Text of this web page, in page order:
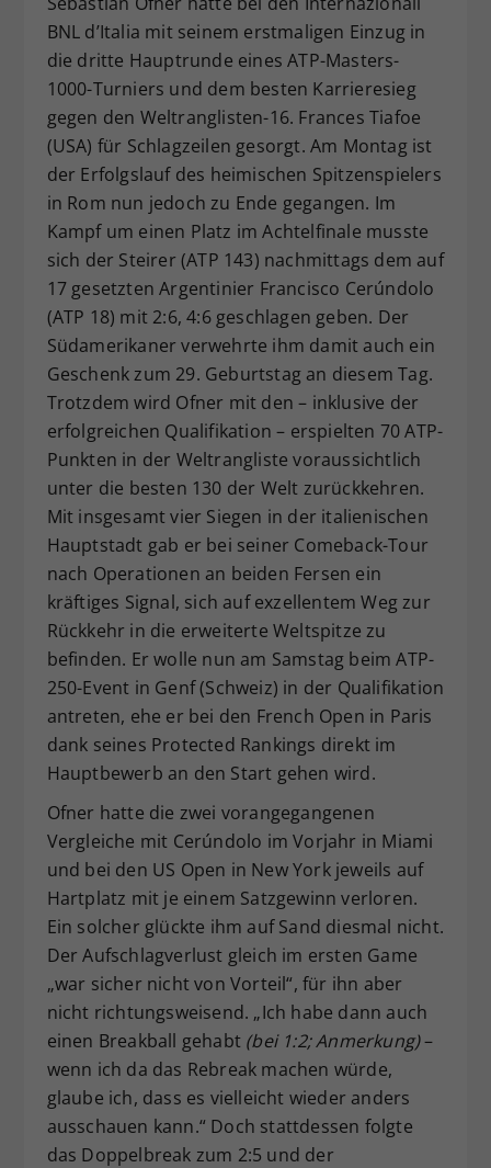
BNL d’Italia mit seinem erstmaligen Einzug in
die dritte Hauptrunde eines ATP-Masters-
1000-Turniers und dem besten Karrieresieg
gegen den Weltranglisten-16. Frances Tiafoe
(USA) für Schlagzeilen gesorgt. Am Montag ist
der Erfolgslauf des heimischen Spitzenspielers
in Rom nun jedoch zu Ende gegangen. Im
Kampf um einen Platz im Achtelfinale musste
sich der Steirer (ATP 143) nachmittags dem auf
17 gesetzten Argentinier Francisco Cerúndolo
(ATP 18) mit 2:6, 4:6 geschlagen geben. Der
Südamerikaner verwehrte ihm damit auch ein
Geschenk zum 29. Geburtstag an diesem Tag.
Trotzdem wird Ofner mit den – inklusive der
erfolgreichen Qualifikation – erspielten 70 ATP-
Punkten in der Weltrangliste voraussichtlich
unter die besten 130 der Welt zurückkehren.
Mit insgesamt vier Siegen in der italienischen
Hauptstadt gab er bei seiner Comeback-Tour
nach Operationen an beiden Fersen ein
kräftiges Signal, sich auf exzellentem Weg zur
Rückkehr in die erweiterte Weltspitze zu
befinden. Er wolle nun am Samstag beim ATP-
250-Event in Genf (Schweiz) in der Qualifikation
antreten, ehe er bei den French Open in Paris
dank seines Protected Rankings direkt im
Hauptbewerb an den Start gehen wird.
Ofner hatte die zwei vorangegangenen
Vergleiche mit Cerúndolo im Vorjahr in Miami
und bei den US Open in New York jeweils auf
Hartplatz mit je einem Satzgewinn verloren.
Ein solcher glückte ihm auf Sand diesmal nicht.
Der Aufschlagverlust gleich im ersten Game
„war sicher nicht von Vorteil“, für ihn aber
nicht richtungsweisend. „Ich habe dann auch
einen Breakball gehabt (bei 1:2; Anmerkung)–
wenn ich da das Rebreak machen würde,
glaube ich, dass es vielleicht wieder anders
ausschauen kann.“ Doch stattdessen folgte
das Doppelbreak zum 2:5 und der
Zweck
Dieser Wert speichert Ihre Consent-
Einstellungen. Unter anderem eine
zufällig generierte ID, für die
historische Speicherung Ihrer
vorgenommen Einstellungen, falls der
Webseiten-Betreiber dies eingestellt
hat.